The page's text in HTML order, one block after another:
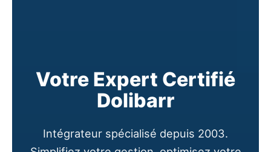
Votre Expert Certifié
Dolibarr
Intégrateur spécialisé depuis 2003.